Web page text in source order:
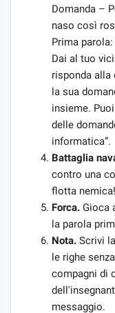
Domanda –
naso così
Prima
Dai al tuo
risponda alla
la sua
insieme.
delle
informatica”.
Battaglia
contro una
flotta nemica!
Forca. Gioca
la parola
Nota. Scrivi
le righe
compagni di
messaggio.